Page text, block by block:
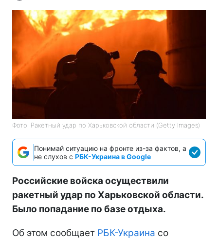
Фото: Ракетный удар по Харьковской области (Getty Images)
Понимай ситуацию на фронте из-за фактов, а
не слухов с РБК-Украина в Google
Российские войска осуществили
ракетный удар по Харьковской области.
Было попадание по базе отдыха.
Об этом сообщает РБК-Украина со